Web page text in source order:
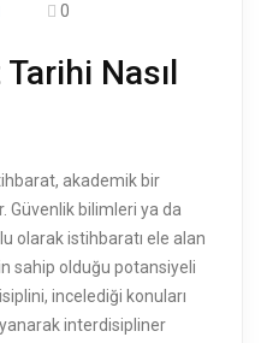
0
Nasıl
akademik bir
Güvenlik bilimleri ya da
olarak istihbaratı ele alan
sahip olduğu potansiyeli
incelediği konuları
interdisipliner